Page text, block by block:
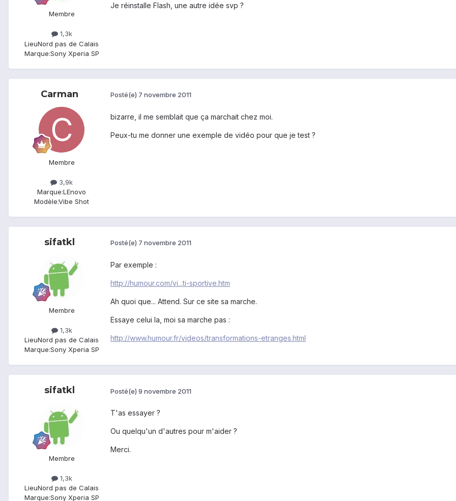
Membre
1,3k
LieuNord pas de Calais
Marque:Sony Xperia SP
Je réinstalle Flash, une autre idée svp ?
Carman
Membre
3,9k
Marque:LEnovo
Modèle:Vibe Shot
Posté(e) 7 novembre 2011
bizarre, il me semblait que ça marchait chez moi.
Peux-tu me donner une exemple de vidéo pour que je test ?
sifatkl
Membre
1,3k
LieuNord pas de Calais
Marque:Sony Xperia SP
Posté(e) 7 novembre 2011
Par exemple :
http://humour.com/vi...ti-sportive.htm
Ah quoi que... Attend. Sur ce site sa marche.
Essaye celui la, moi sa marche pas :
http://www.humour.fr/videos/transformations-etranges.html
sifatkl
Membre
1,3k
LieuNord pas de Calais
Marque:Sony Xperia SP
Posté(e) 9 novembre 2011
T'as essayer ?
Ou quelqu'un d'autres pour m'aider ?
Merci.